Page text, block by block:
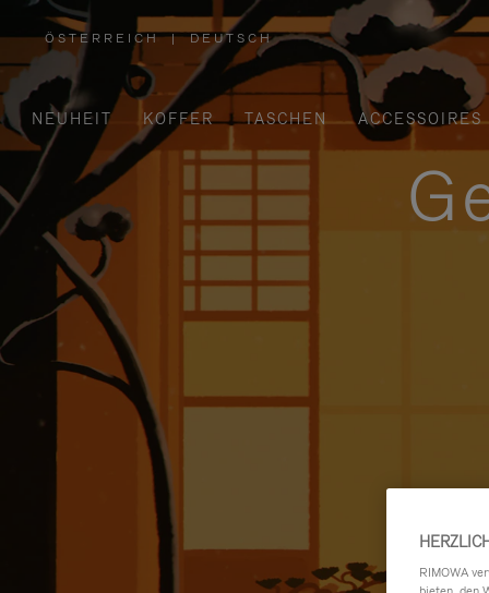
ÖSTERREICH
,
WÄHLEN
SIE
IHRE
REGION
AUS
| DEUTSCH
NEUHEIT KOFFER TASCHEN ACCESSOIRES
RIMOWA